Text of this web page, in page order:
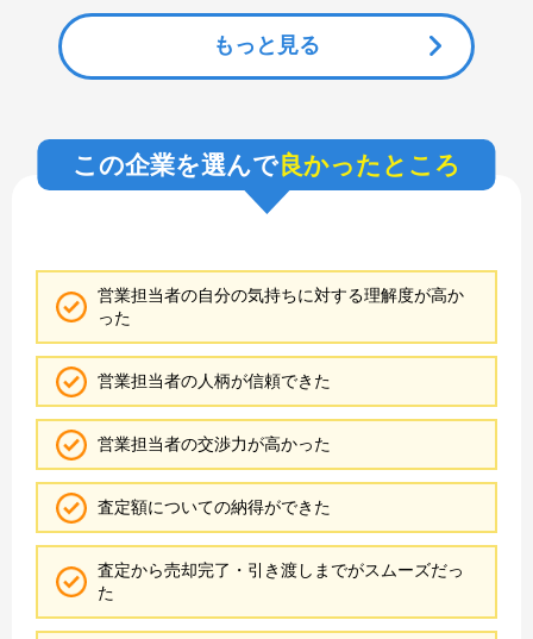
もっと見る
この企業を選んで良かったところ
営業担当者の自分の気持ちに対する理解度が高か
った
営業担当者の人柄が信頼できた
営業担当者の交渉力が高かった
査定額についての納得ができた
査定から売却完了・引き渡しまでがスムーズだっ
た